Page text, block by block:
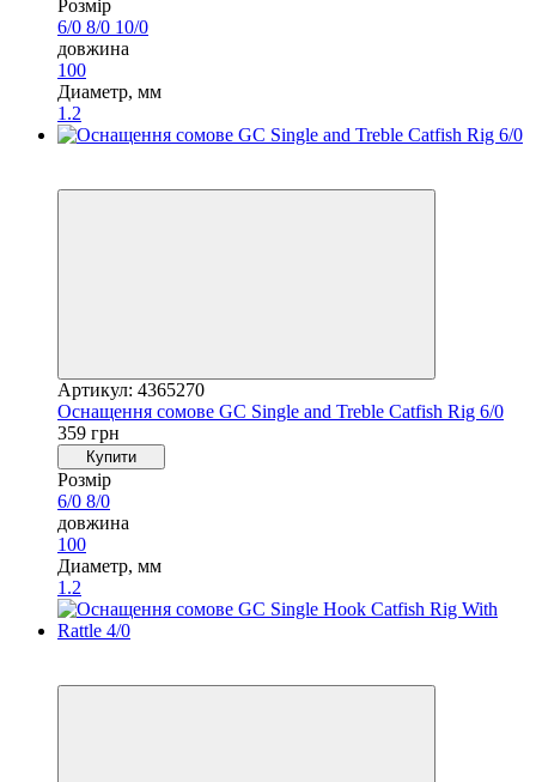
Розмір
6/0 8/0 10/0
довжина
100
Диаметр, мм
1.2
Артикул: 4365270
Оснащення сомове GC Single and Treble Catfish Rig 6/0
359 грн
Купити
Розмір
6/0 8/0
довжина
100
Диаметр, мм
1.2